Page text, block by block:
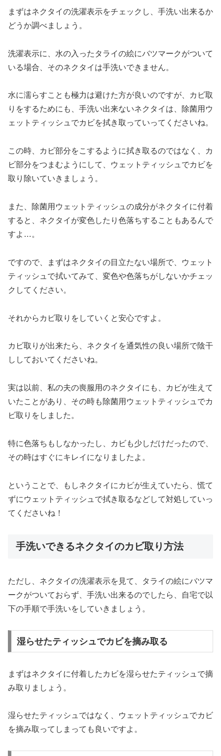
まずはネクタイの洗濯表示をチェックし、手洗い出来るか
どうか調べましょう。
洗濯表示に、水の入ったタライの絵にバツマークがついて
いる場合、そのネクタイは手洗いできません。
水に濡らすことも極力は避けた方が良いのですが、カビ取
りをするためにも、手洗い出来ないネクタイは、除菌用ウ
ェットティッシュでカビを拭き取っていってくださいね。
この時、カビ部分をこするように拭き取るのではなく、カ
ビ部分をつまむようにして、ウェットティッシュでカビを
取り除いていきましょう。
また、除菌用ウェットティッシュの成分がネクタイに付着
すると、ネクタイが変色したり色落ちすることもあるんで
すよ…。
ですので、まずはネクタイの目立たない場所で、ウェット
ティッシュで拭いてみて、変色や色落ちがしないかチェッ
クしてください。
それからカビ取りをしていくと安心ですよ。
カビ取りが出来たら、ネクタイを通気性の良い場所で陰干
ししておいてくださいね。
実は以前、私の夫の喪服用のネクタイにも、カビが生えて
いたことがあり、その時も除菌用ウェットティッシュでカ
ビ取りをしました。
特に色落ちもしなかったし、カビも少しだけだったので、
その時はすぐにキレイになりましたよ。
ということで、もしネクタイにカビが生えていたら、慌て
ずにウェットティッシュで拭き取るなどして対処していっ
てくださいね！
手洗いできるネクタイのカビ取り方法
ただし、ネクタイの洗濯表示を見て、タライの絵にバツマ
ークがついておらず、手洗い出来るのでしたら、自宅で以
下の手順で手洗いをしていきましょう。
湿らせたティッシュでカビを摘み取る
まずはネクタイに付着したカビを湿らせたティッシュで摘
み取りましょう。
湿らせたティッシュではなく、ウェットティッシュでカビ
を摘み取ってしまっても良いですよ。